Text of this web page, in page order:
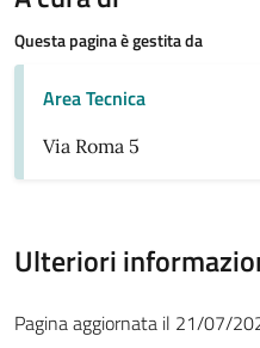
Questa pagina è gestita da
Area Tecnica
Via Roma 5
Ulteriori
Pagina aggiornata il 21/07/